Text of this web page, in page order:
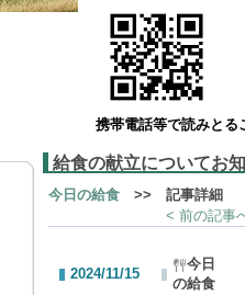
携帯電話等で読みとる
給食の献立についてお
今日の給食 >> 記事詳細
< 前の記事
2024/11/15
今日
の給食